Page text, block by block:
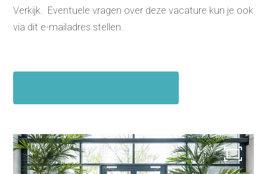
Ons testcentrum
Uitkeringsinstantie
Werkgevers
2e Spoortraject
Maatschappelijk
Verantwoord Ondernemen
Ons testcentrum
LeerWerkburo
Verkijk. Eventuele vragen over deze vacature kun je ook
via dit e-mailadres stellen.